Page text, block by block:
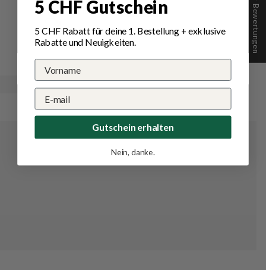
Lathion C.A.
👍 ★ Bewertungen
5 CHF Gutschein
5 CHF Rabatt für deine 1. Bestellung+ exklusive
Rabatte und Neuigkeiten.
Gutschein erhalten
Nein, danke.